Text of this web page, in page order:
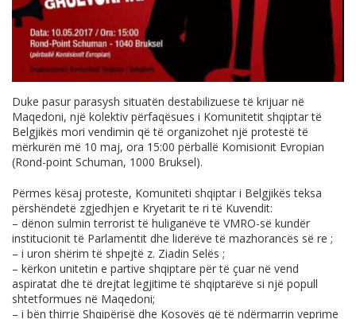
Duke pasur parasysh situatën destabilizuese të krijuar në
Maqedoni, një kolektiv përfaqësues i Komunitetit shqiptar të
Belgjikës mori vendimin që të organizohet një protestë të
mërkurën më 10 maj, ora 15:00 përballë Komisionit Evropian
(Rond-point Schuman, 1000 Bruksel).
Përmes kësaj proteste, Komuniteti shqiptar i Belgjikës teksa
përshëndetë zgjedhjen e Kryetarit te ri të Kuvendit:
– dënon sulmin terrorist të huliganëve të VMRO-së kundër
institucionit të Parlamentit dhe liderëve të mazhorancës së re ;
– i uron shërim të shpejtë z. Ziadin Selës ;
– kërkon unitetin e partive shqiptare për të çuar në vend
aspiratat dhe të drejtat legjitime të shqiptarëve si një popull
shtetformues në Maqedoni;
– i bën thirrje Shqipërisë dhe Kosovës që të ndërmarrin veprime